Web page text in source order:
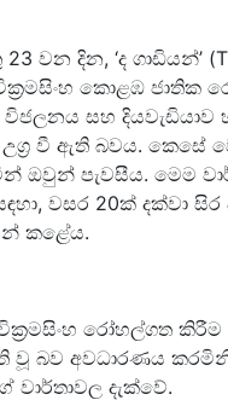
වන දින, ‘ද ගාඩියන්’
කොළඹ ජාතික
සහ දියවැඩියාව
වී ඇති බවය. කෙසේ
ඔවුන් පැවසීය. මෙම
වසර 20ක් දක්වා
කළේය.
රෝහල්ගත කිරීම
බව අවධාරණය
දැක්වේ.